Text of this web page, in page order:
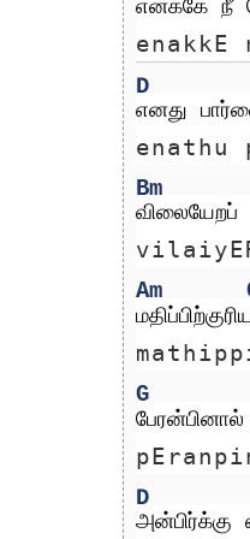
எனக்கே நீ
D
எனது
Bm
Am
G
D